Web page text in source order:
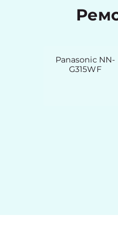
Panasonic NN-
G315WF